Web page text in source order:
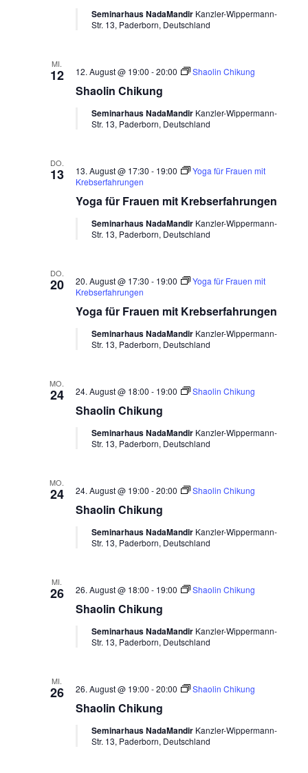
Seminarhaus NadaMandir Kanzler-Wippermann-
Str. 13, Paderborn, Deutschland
MI.
12
Shaolin Chikung
12. August @ 19:00 -20:00 Shaolin Chikung
Seminarhaus NadaMandir Kanzler-Wippermann-
Str. 13, Paderborn, Deutschland
DO.
13
Yoga für Frauen mit Krebserfahrungen
13. August @ 17:30 - 19:00
Yoga für Frauen mit
Krebserfahrungen
Seminarhaus NadaMandir Kanzler-Wippermann-
Str. 13, Paderborn, Deutschland
DO.
20
Yoga für Frauen mit Krebserfahrungen
20. August @ 17:30 - 19:00
Yoga für Frauen mit
Krebserfahrungen
Seminarhaus NadaMandir Kanzler-Wippermann-
Str. 13, Paderborn, Deutschland
MO.
24
Shaolin Chikung
24. August @ 18:00 - 19:00 Shaolin Chikung
Seminarhaus NadaMandir Kanzler-Wippermann-
Str. 13, Paderborn, Deutschland
MO.
24
Shaolin Chikung
24. August @ 19:00 -20:00 Shaolin Chikung
Seminarhaus NadaMandir Kanzler-Wippermann-
Str. 13, Paderborn, Deutschland
MI.
26
Shaolin Chikung
26. August @ 18:00 - 19:00 Shaolin Chikung
Seminarhaus NadaMandir Kanzler-Wippermann-
Str. 13, Paderborn, Deutschland
MI.
26
Shaolin Chikung
26. August @ 19:00 -20:00 Shaolin Chikung
Seminarhaus NadaMandir Kanzler-Wippermann-
Str. 13, Paderborn, Deutschland